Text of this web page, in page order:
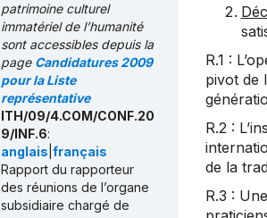
patrimoine culturel
immatériel de l’humanité
sont accessibles depuis la
page Candidatures 2009
pour la Liste
représentative
ITH/09/4.COM/CONF.20
9/INF.6:
anglais français
Rapport du rapporteur
des réunions de l’organe
subsidiaire chargé de
R.1 :
pivot de
R.2 :
de la
R.3 :